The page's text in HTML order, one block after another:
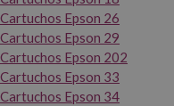
Cartuchos Epson 26
Cartuchos Epson 29
Cartuchos Epson 202
Cartuchos Epson 33
Cartuchos Epson 34